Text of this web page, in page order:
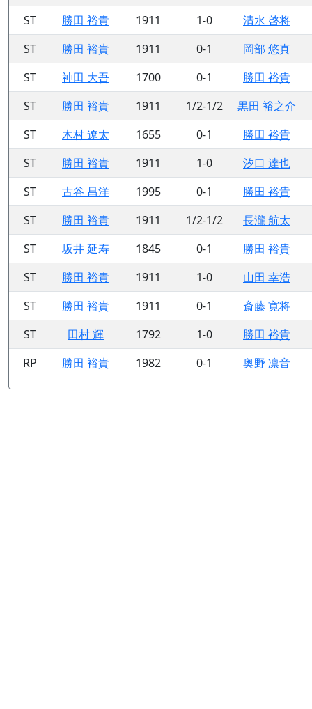
ST
勝田 裕貴 1911 1-0
清水 啓将
ST
勝田 裕貴 1911 0-1
岡部 悠真
ST
神田 大吾 1700 0-1
勝田 裕貴
ST
勝田 裕貴 1911 1/2-1/2
黒田 裕之介
ST
木村 遼太 1655 0-1
勝田 裕貴
ST
勝田 裕貴 1911 1-0
汐口 達也
ST
古谷 昌洋 1995 0-1
勝田 裕貴
ST
勝田 裕貴 1911 1/2-1/2
長瀧 航太
ST
坂井 延寿 1845 0-1
勝田 裕貴
ST
勝田 裕貴 1911 1-0
山田 幸浩
ST
勝田 裕貴 1911 0-1
斎藤 寛将
ST
田村 輝 1792 1-0
勝田 裕貴
RP
勝田 裕貴 1982 0-1 奥野 凛音